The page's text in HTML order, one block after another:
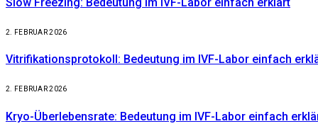
2. FEBRUAR 2026
Vitrifikationsprotokoll: Bedeutung im IVF-Labor einfach
2. FEBRUAR 2026
Kryo-Überlebensrate: Bedeutung im IVF-Labor einfach